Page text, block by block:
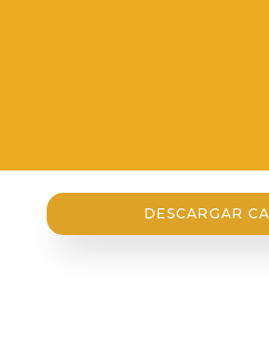
DESCARGAR